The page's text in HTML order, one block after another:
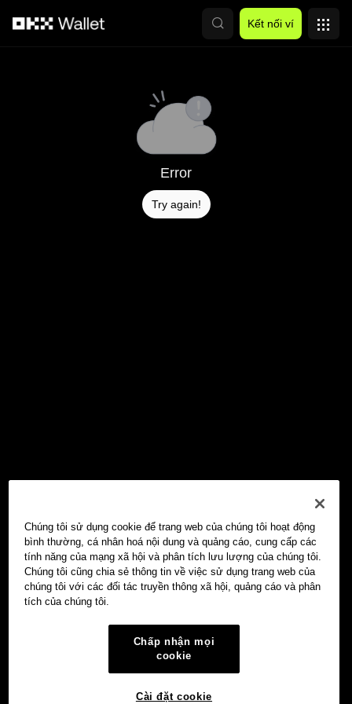
Kết nối ví
Error
Try again!
Chúng tôi sử dụng cookie để trang web của chúng tôi hoạt động
bình thường, cá nhân hoá nội dung và quảng cáo, cung cấp các
tính năng của mạng xã hội và phân tích lưu lượng của chúng tôi.
Chúng tôi cũng chia sẻ thông tin về việc sử dụng trang web của
chúng tôi với các đối tác truyền thông xã hội, quảng cáo và phân
tích của chúng tôi.
Chấp nhận mọi
cookie
Cài đặt cookie